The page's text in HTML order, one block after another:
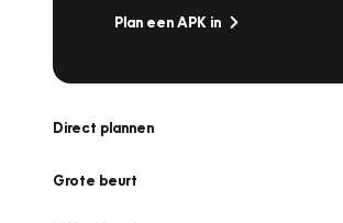
Plan een APK in
Direct plannen
Grote beurt